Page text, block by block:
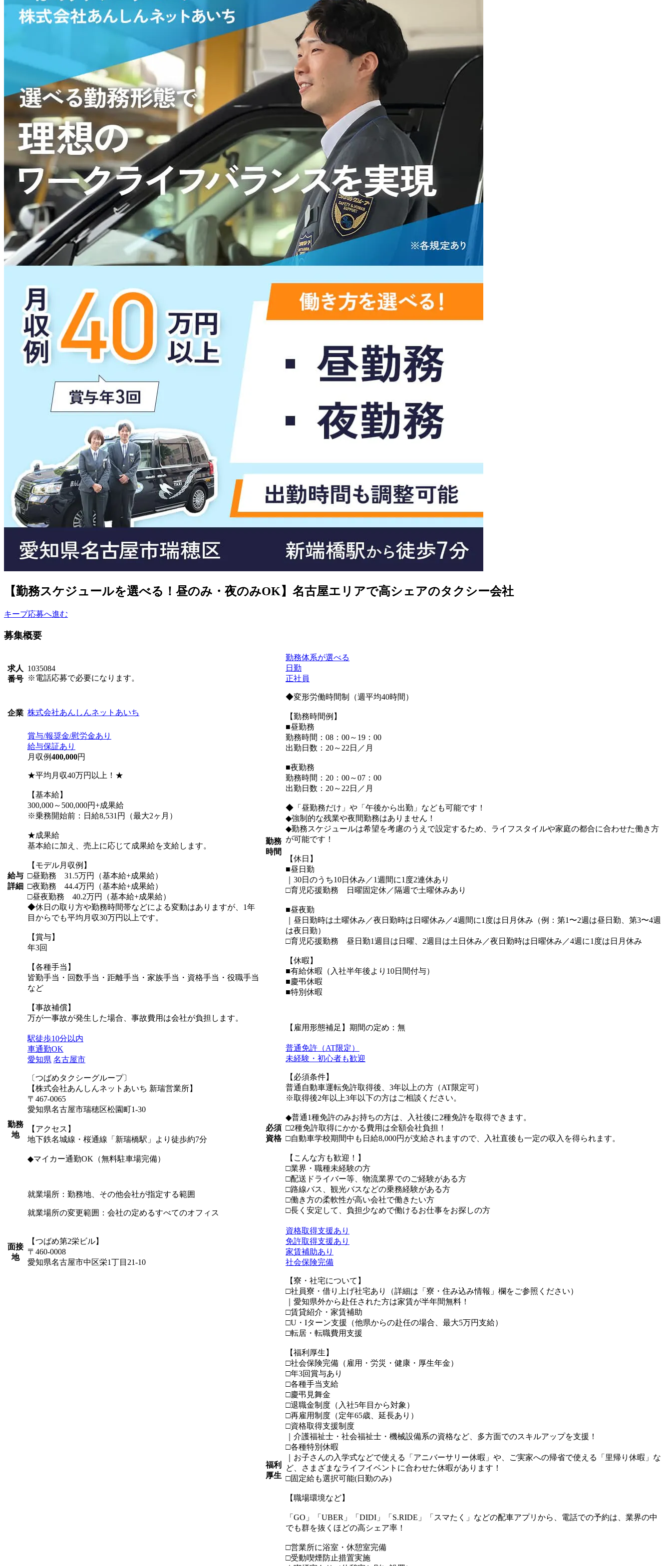
【勤務スケジュールを選べる！昼のみ・夜のみOK】名古屋エリアで高シェアのタクシー会社
キープ応募へ進む
募集概要
求人
番号
1035084
※電話応募で必要になります。
企業 株式会社あんしんネットあいち
給与
詳細
賞与/報奨金/慰労金あり
給与保証あり
月収例400,000円
★平均月収40万円以上！★
【基本給】
300,000～500,000円+成果給
※乗務開始前：日給8,531円（最大2ヶ月）
★成果給
基本給に加え、売上に応じて成果給を支給します。
【モデル月収例】
□昼勤務 31.5万円（基本給+成果給）
□夜勤務 44.4万円（基本給+成果給）
□昼夜勤務 40.2万円（基本給+成果給）
◆休日の取り方や勤務時間帯などによる変動はありますが、1年
目からでも平均月収30万円以上です。
【賞与】
年3回
【各種手当】
皆勤手当・回数手当・距離手当・家族手当・資格手当・役職手当
など
【事故補償】
万が一事故が発生した場合、事故費用は会社が負担します。
勤務
地
駅徒歩10分以内
車通勤OK
愛知県 名古屋市
〔つばめタクシーグループ〕
【株式会社あんしんネットあいち 新瑞営業所】
〒467-0065
愛知県名古屋市瑞穂区松園町1-30
【アクセス】
地下鉄名城線・桜通線「新瑞橋駅」より徒歩約7分
◆マイカー通勤OK（無料駐車場完備）
就業場所：勤務地、その他会社が指定する範囲
就業場所の変更範囲：会社の定めるすべてのオフィス
面接
地
【つばめ第2栄ビル】
〒460-0008
愛知県名古屋市中区栄1丁目21-10
勤務
時間
勤務体系が選べる
日勤
正社員
◆変形労働時間制（週平均40時間）
【勤務時間例】
■昼勤務
勤務時間：08：00～19：00
出勤日数：20～22日／月
■夜勤務
勤務時間：20：00～07：00
出勤日数：20～22日／月
◆「昼勤務だけ」や「午後から出勤」なども可能です！
◆強制的な残業や夜間勤務はありません！
◆勤務スケジュールは希望を考慮のうえで設定するため、ライフスタイルや家庭の都合に合わせた働き方
が可能です！
【休日】
■昼日勤
｜30日のうち10日休み／1週間に1度2連休あり
□育児応援勤務 日曜固定休／隔週で土曜休みあり
■昼夜勤
｜昼日勤時は土曜休み／夜日勤時は日曜休み／4週間に1度は日月休み（例：第1〜2週は昼日勤、第3〜4週
は夜日勤）
□育児応援勤務 昼日勤1週目は日曜、2週目は土日休み／夜日勤時は日曜休み／4週に1度は日月休み
【休暇】
■有給休暇（入社半年後より10日間付与）
■慶弔休暇
■特別休暇
【雇用形態補足】期間の定め：無
必須
資格
普通免許（AT限定）
未経験・初心者も歓迎
【必須条件】
普通自動車運転免許取得後、3年以上の方（AT限定可）
※取得後2年以上3年以下の方はご相談ください。
◆普通1種免許のみお持ちの方は、入社後に2種免許を取得できます。
□2種免許取得にかかる費用は全額会社負担！
□自動車学校期間中も日給8,000円が支給されますので、入社直後も一定の収入を得られます。
【こんな方も歓迎！】
□業界・職種未経験の方
□配送ドライバー等、物流業界でのご経験がある方
□路線バス、観光バスなどの乗務経験がある方
□働き方の柔軟性が高い会社で働きたい方
□長く安定して、負担少なめで働けるお仕事をお探しの方
福利
厚生
資格取得支援あり
免許取得支援あり
家賃補助あり
社会保険完備
【寮・社宅について】
□社員寮・借り上げ社宅あり（詳細は「寮・住み込み情報」欄をご参照ください）
｜愛知県外から赴任された方は家賃が半年間無料！
□賃貸紹介・家賃補助
□U・Iターン支援（他県からの赴任の場合、最大5万円支給）
□転居・転職費用支援
【福利厚生】
□社会保険完備（雇用・労災・健康・厚生年金）
□年3回賞与あり
□各種手当支給
□慶弔見舞金
□退職金制度（入社5年目から対象）
□再雇用制度（定年65歳、延長あり）
□資格取得支援制度
｜介護福祉士・社会福祉士・機械設備系の資格など、多方面でのスキルアップを支援！
□各種特別休暇
｜お子さんの入学式などで使える「アニバーサリー休暇」や、ご実家への帰省で使える「里帰り休暇」な
ど、さまざまなライフイベントに合わせた休暇があります！
□固定給も選択可能(日勤のみ)
【職場環境など】
「GO」「UBER」「DIDI」「S.RIDE」「スマたく」などの配車アプリから、電話での予約は、業界の中
でも群を抜くほどの高シェア率！
□営業所に浴室・休憩室完備
□受動喫煙防止措置実施